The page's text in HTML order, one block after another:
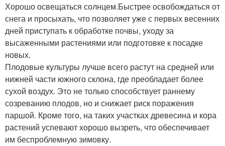
Хорошо освещаться солнцем.Быстрее освобождаться от
снега и просыхать, что позволяет уже с первых весенних
дней приступать к обработке почвы, уходу за
высаженными растениями или подготовке к посадке
новых.
Плодовые культуры лучше всего растут на средней или
нижней части южного склона, где преобладает более
сухой воздух. Это не только способствует раннему
созреванию плодов, но и снижает риск поражения
паршой. Кроме того, на таких участках древесина и кора
растений успевают хорошо вызреть, что обеспечивает
им беспроблемную зимовку.